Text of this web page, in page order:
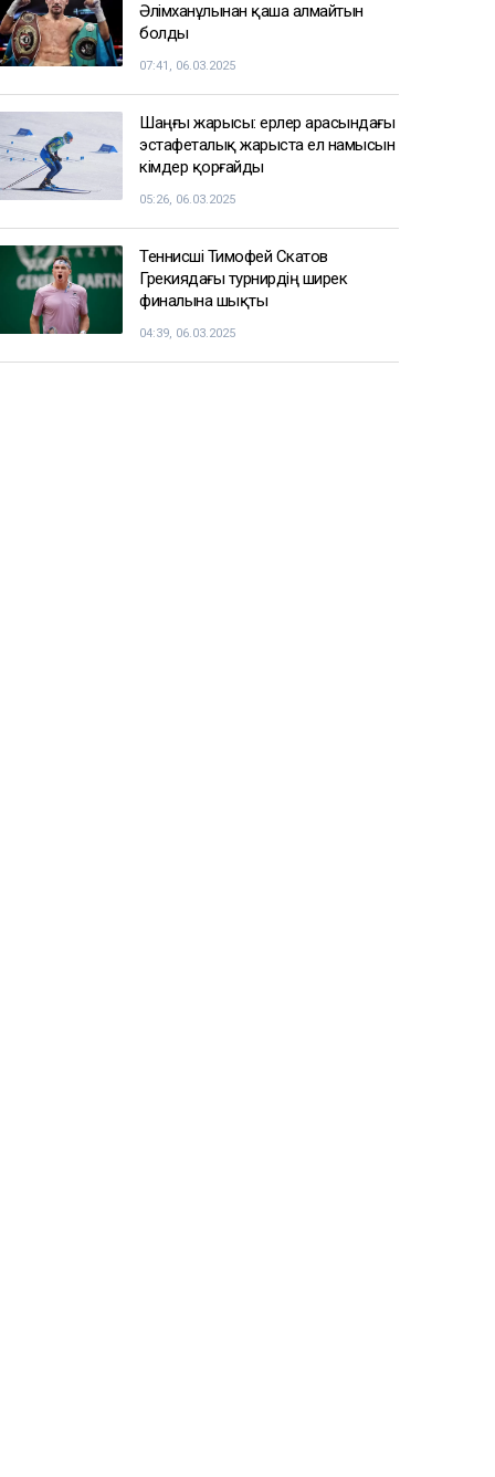
Әлімханұлынан қаша алмайтын
болды
07:41, 06.03.2025
Шаңғы жарысы: ерлер арасындағы
эстафеталық жарыста ел намысын
кімдер қорғайды
05:26, 06.03.2025
Теннисші Тимофей Скатов
Грекиядағы турнирдің ширек
финалына шықты
04:39, 06.03.2025